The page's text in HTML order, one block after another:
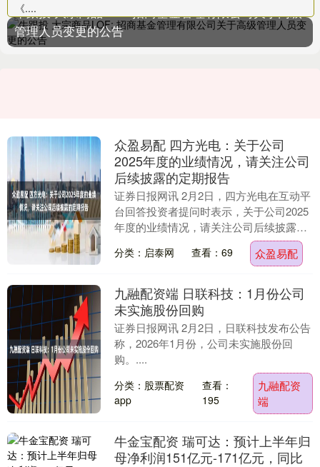
《....
牛跟投 大宗商品LOF: 招商基金管理有限公司关于高级
管理人员变更的公告
众盈易配 四方光电：关于公司
2025年度的业绩情况，请关注公司
后续披露的定期报告
证券日报网讯 2月2日，四方光电在互动平
台回答投资者提问时表示，关于公司2025
年度的业绩情况，请关注公司后续披露的
分类：启泰网 查看：69 众盈易配
九融配资端 日联科技：1月份公司
未实施股份回购
证券日报网讯 2月2日，日联科技发布公告
称，2026年1月份，公司未实施股份回
购。....
分类：股票配资
app
查看：
195
九融配资
端
牛金宝配资 瑞可达：预计上半年归
母净利润151亿元-171亿元，同比